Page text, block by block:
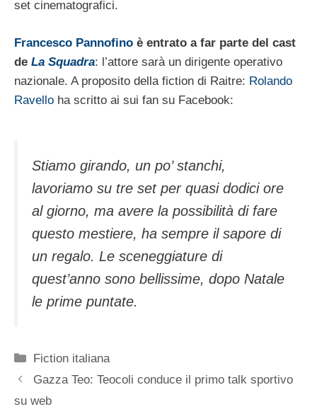
set cinematografici.
Francesco Pannofino è entrato a far parte del cast
de La Squadra: l’attore sarà un dirigente operativo
nazionale. A proposito della fiction di Raitre: Rolando
Ravello ha scritto ai sui fan su Facebook:
Stiamo girando, un po’ stanchi,
lavoriamo su tre set per quasi dodici ore
al giorno, ma avere la possibilità di fare
questo mestiere, ha sempre il sapore di
un regalo. Le sceneggiature di
quest’anno sono bellissime, dopo Natale
le prime puntate.
Categorie
Fiction italiana
Gazza Teo: Teocoli conduce il primo talk sportivo
su web